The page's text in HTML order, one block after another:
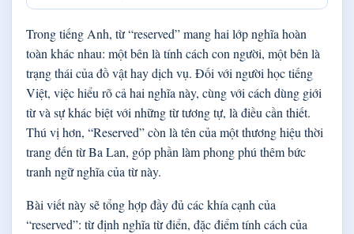
Trong tiếng Anh, từ “reserved” mang hai lớp nghĩa hoàn
toàn khác nhau: một bên là tính cách con người, một bên là
trạng thái của đồ vật hay dịch vụ. Đối với người học tiếng
Việt, việc hiểu rõ cả hai nghĩa này, cùng với cách dùng giới
từ và sự khác biệt với những từ tương tự, là điều cần thiết.
Thú vị hơn, “Reserved” còn là tên của một thương hiệu thời
trang đến từ Ba Lan, góp phần làm phong phú thêm bức
tranh ngữ nghĩa của từ này.
Bài viết này sẽ tổng hợp đầy đủ các khía cạnh của
“reserved”: từ định nghĩa từ điển, đặc điểm tính cách của